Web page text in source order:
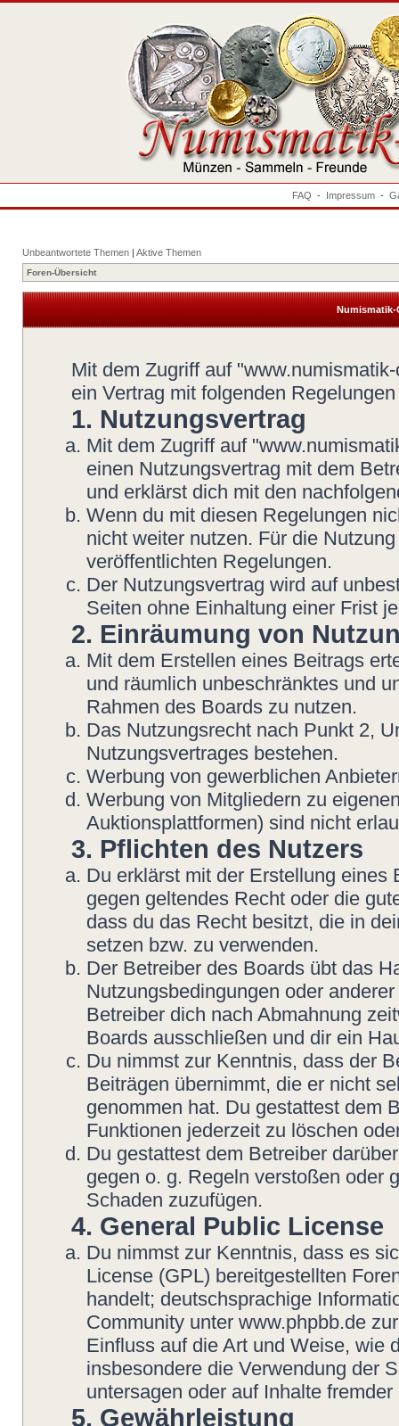
FAQ - Impressum -
Unbeantwortete Themen | Aktive Themen
Foren-Übersicht
Mit dem Zugriff auf
ein Vertrag mit folgenden
1. Nutzungsvertrag
Mit dem Zugriff auf
einen Nutzungsvertrag mit dem
und erklärst dich mit den
Wenn du mit diesen Regelungen
nicht weiter nutzen. Für die
veröffentlichten Regelungen.
Der Nutzungsvertrag wird auf
Seiten ohne Einhaltung einer Frist
2. Einräumung von
Mit dem Erstellen eines Beitrags
und räumlich unbeschränktes und
Rahmen des Boards zu nutzen.
Das Nutzungsrecht nach Punkt 2,
Nutzungsvertrages bestehen.
Werbung von gewerblichen
Werbung von Mitgliedern zu
Auktionsplattformen) sind nicht
3. Pflichten des Nutzers
Du erklärst mit der Erstellung eines
gegen geltendes Recht oder die
dass du das Recht besitzt, die in
setzen bzw. zu verwenden.
Der Betreiber des Boards übt das
Nutzungsbedingungen oder
Betreiber dich nach Abmahnung
Boards ausschließen und dir ein
Du nimmst zur Kenntnis, dass der
Beiträgen übernimmt, die er nicht
genommen hat. Du gestattest dem
Funktionen jederzeit zu löschen
Du gestattest dem Betreiber
gegen o. g. Regeln verstoßen oder
Schaden zuzufügen.
4. General Public License
Du nimmst zur Kenntnis, dass es
License (GPL) bereitgestellten
handelt; deutschsprachige
Community unter www.phpbb.de
Einfluss auf die Art und Weise, wie
insbesondere die Verwendung der
untersagen oder auf Inhalte
5. Gewährleistung